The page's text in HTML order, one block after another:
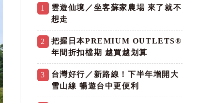
1
雲遊仙境／坐客蘇家農場 來了就不
想走
2
把握日本PREMIUM OUTLETS®
年間折扣檔期 越買越划算
3
台灣好行／新路線！下半年增開大
雪山線 暢遊台中更便利